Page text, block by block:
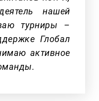
нашей
турниры –
Глобал
активное